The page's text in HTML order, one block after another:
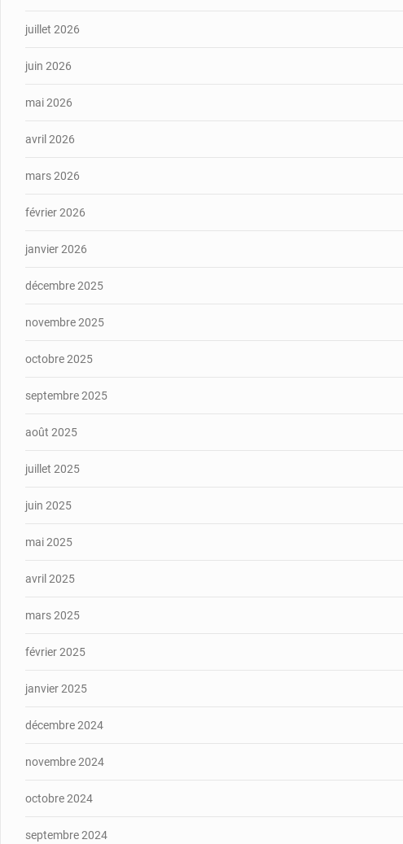
juillet 2026
juin 2026
mai 2026
avril 2026
mars 2026
février 2026
janvier 2026
décembre 2025
novembre 2025
octobre 2025
septembre 2025
août 2025
juillet 2025
juin 2025
mai 2025
avril 2025
mars 2025
février 2025
janvier 2025
décembre 2024
novembre 2024
octobre 2024
septembre 2024